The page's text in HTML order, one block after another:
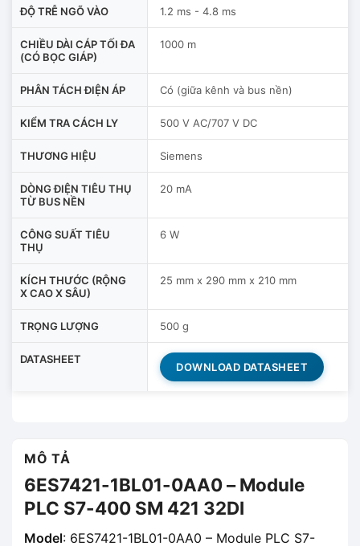
ĐỘ TRỄ NGÕ VÀO 1.2 ms - 4.8 ms
CHIỀU DÀI CÁP TỐI ĐA
(CÓ BỌC GIÁP)
1000 m
PHÂN TÁCH ĐIỆN ÁP Có (giữa kênh và bus nền)
KIỂM TRA CÁCH LY 500 V AC/707 V DC
THƯƠNG HIỆU Siemens
DÒNG ĐIỆN TIÊU THỤ
TỪ BUS NỀN
20 mA
CÔNG SUẤT TIÊU
THỤ
6 W
KÍCH THƯỚC (RỘNG
X CAO X SÂU)
25 mm x 290 mm x 210 mm
TRỌNG LƯỢNG 500 g
DATASHEET
DOWNLOAD DATASHEET
MÔ TẢ
6ES7421-1BL01-0AA0 – Module
PLC S7-400 SM 421 32DI
Model: 6ES7421-1BL01-0AA0 – Module PLC S7-